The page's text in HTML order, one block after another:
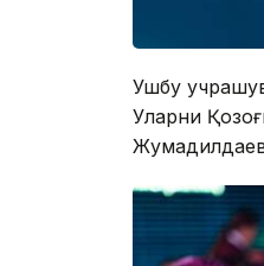
Ушбу
Уларни